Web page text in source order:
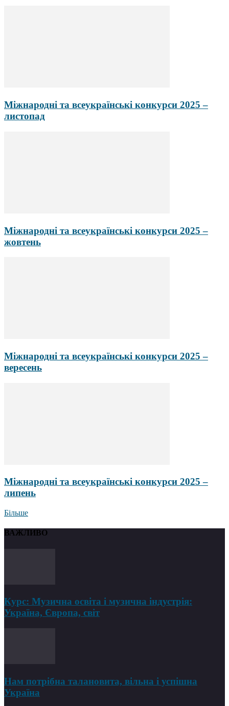
Міжнародні та всеукраїнські конкурси 2025 –
листопад
Міжнародні та всеукраїнські конкурси 2025 –
жовтень
Міжнародні та всеукраїнські конкурси 2025 –
вересень
Міжнародні та всеукраїнські конкурси 2025 –
липень
Більше
ВАЖЛИВО
Курс: Музична освіта і музична індустрія:
Україна, Європа, світ
Нам потрібна талановита, вільна і успішна
Україна